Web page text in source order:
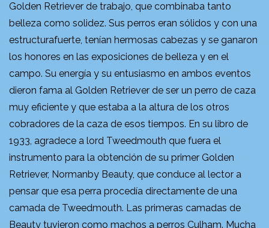
Golden Retriever de trabajo, que combinaba tanto
belleza como solidez. Sus perros eran sólidos y con una
estructurafuerte, tenían hermosas cabezas y se ganaron
los honores en las exposiciones de belleza y en el
campo. Su energía y su entusiasmo en ambos eventos
dieron fama al Golden Retriever de ser un perro de caza
muy eficiente y que estaba a la altura de los otros
cobradores de la caza de esos tiempos. En su libro de
1933, agradece a lord Tweedmouth que fuera el
instrumento para la obtención de su primer Golden
Retriever, Normanby Beauty, que conduce al lector a
pensar que esa perra procedía directamente de una
camada de Tweedmouth. Las primeras camadas de
Beauty tuvieron como machos a perros Culham. Mucha